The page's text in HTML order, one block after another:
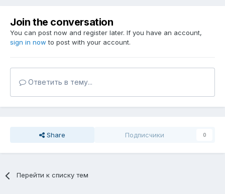
Join the conversation
You can post now and register later. If you have an account,
sign in now to post with your account.
Ответить в тему...
Share Подписчики 0
Перейти к списку тем